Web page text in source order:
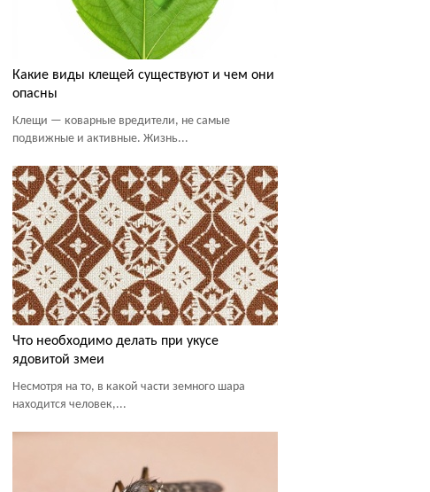
Какие виды клещей существуют и чем они
опасны
Клещи — коварные вредители, не самые
подвижные и активные. Жизнь...
Что необходимо делать при укусе
ядовитой змеи
Несмотря на то, в какой части земного шара
находится человек,...